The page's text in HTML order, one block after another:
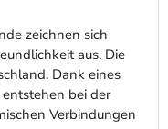
zeichnen sich
aus. Die
Dank eines
bei der
Verbindungen